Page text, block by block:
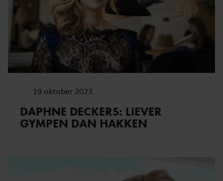
19 oktober 2023
DAPHNE DECKERS: LIEVER
GYMPEN DAN HAKKEN